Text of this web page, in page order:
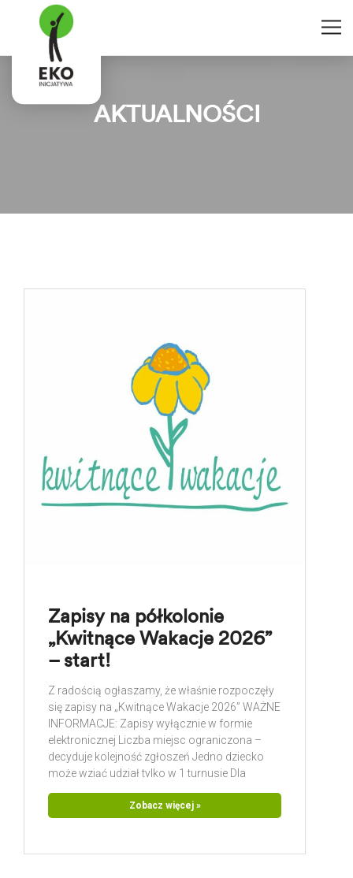
AKTUALNOŚCI
Zapisy na półkolonie
„Kwitnące Wakacje 2026”
– start!
Z radością ogłaszamy, że właśnie rozpoczęły
się zapisy na „Kwitnące Wakacje 2026” WAŻNE
INFORMACJE: Zapisy wyłącznie w formie
elektronicznej Liczba miejsc ograniczona –
decyduje kolejność zgłoszeń Jedno dziecko
może wziąć udział tylko w 1 turnusie Dla
formularz zgłoszeniowy Linki do formularzy
→ https://forms.gle/av3K39DfFaJhCgdF7 06 –
Zobacz więcej »